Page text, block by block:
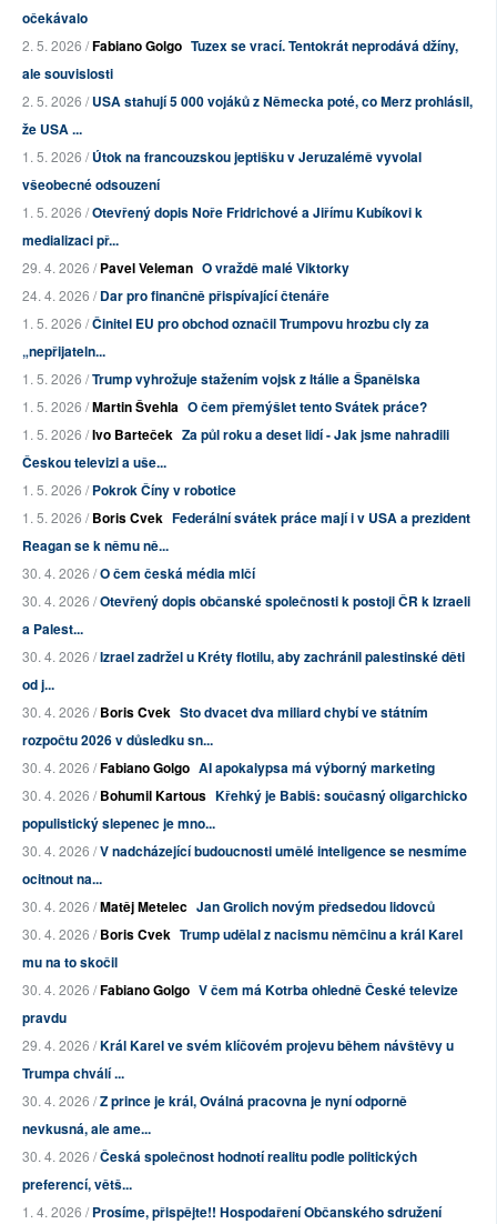
očekávalo
2. 5. 2026 /Fabiano Golgo Tuzex se vrací. Tentokrát neprodává džíny,
ale souvislosti
2. 5. 2026 /USA stahují 5 000 vojáků z Německa poté, co Merz prohlásil,
že USA ...
1. 5. 2026 /Útok na francouzskou jeptišku v Jeruzalémě vyvolal
všeobecné odsouzení
1. 5. 2026 /Otevřený dopis Noře Fridrichové a Jiřímu Kubíkovi k
medializaci př...
29. 4. 2026 /Pavel Veleman O vraždě malé Viktorky
24. 4. 2026 /Dar pro finančně přispívající čtenáře
1. 5. 2026 /Činitel EU pro obchod označil Trumpovu hrozbu cly za
„nepřijateln...
1. 5. 2026 /Trump vyhrožuje stažením vojsk z Itálie a Španělska
1. 5. 2026 /Martin Švehla O čem přemýšlet tento Svátek práce?
1. 5. 2026 /Ivo Barteček Za půl roku a deset lidí - Jak jsme nahradili
Českou televizi a uše...
1. 5. 2026 /Pokrok Číny v robotice
1. 5. 2026 /Boris Cvek Federální svátek práce mají i v USA a prezident
Reagan se k němu ně...
30. 4. 2026 /O čem česká média mlčí
30. 4. 2026 /Otevřený dopis občanské společnosti k postoji ČR k Izraeli
a Palest...
30. 4. 2026 /Izrael zadržel u Kréty flotilu, aby zachránil palestinské děti
od j...
30. 4. 2026 /Boris Cvek Sto dvacet dva miliard chybí ve státním
rozpočtu 2026 v důsledku sn...
30. 4. 2026 /Fabiano Golgo AI apokalypsa má výborný marketing
30. 4. 2026 /Bohumil Kartous Křehký je Babiš: současný oligarchicko
populistický slepenec je mno...
30. 4. 2026 /V nadcházející budoucnosti umělé inteligence se nesmíme
ocitnout na...
30. 4. 2026 /Matěj Metelec Jan Grolich novým předsedou lidovců
30. 4. 2026 /Boris Cvek Trump udělal z nacismu němčinu a král Karel
mu na to skočil
30. 4. 2026 /Fabiano Golgo V čem má Kotrba ohledně České televize
pravdu
29. 4. 2026 /Král Karel ve svém klíčovém projevu během návštěvy u
Trumpa chválí ...
30. 4. 2026 /Z prince je král, Oválná pracovna je nyní odporně
nevkusná, ale ame...
30. 4. 2026 /Česká společnost hodnotí realitu podle politických
preferencí, větš...
1. 4. 2026 /Prosíme, přispějte!! Hospodaření Občanského sdružení